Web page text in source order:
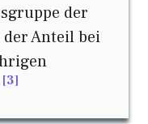
der
Anteil bei
3